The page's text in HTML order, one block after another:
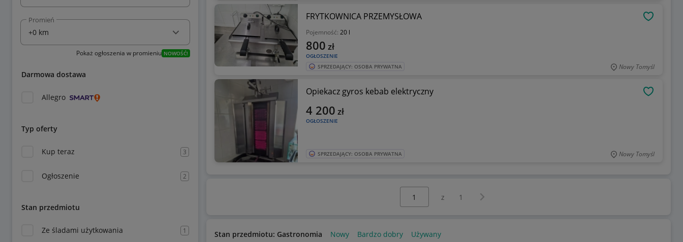
Promień
Pokaż ogłoszenia w promieniu NOWOŚĆ!
Darmowa dostawa
Allegro
Typ oferty
Kup teraz 3
Ogłoszenie 2
Stan przedmiotu
Ze śladami użytkowania 1
FRYTKOWNICA PRZEMYSŁOWA
Pojemność: 20 l
OGŁOSZENIE
800 zł
SPRZEDAJĄCY: OSOBA PRYWATNA Nowy Tomyśl
Opiekacz gyros kebab elektryczny
OGŁOSZENIE
4 200 zł
SPRZEDAJĄCY: OSOBA PRYWATNA Nowy Tomyśl
z 1 Następna strona
Stan przedmiotu: Gastronomia Nowy Bardzo dobry Używany